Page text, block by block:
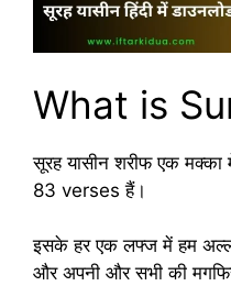
What is
सूरह यासीन शरीफ एक
83 verses हैं।
इसके हर एक लफ्ज में हम
और अपनी और सभी की